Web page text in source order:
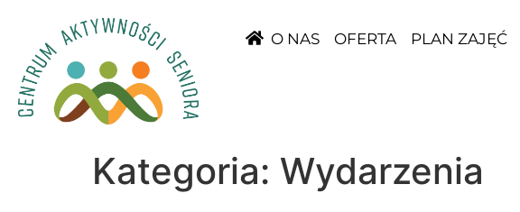
O NAS OFERTA PLAN ZAJĘĆ
Kategoria: Wydarzenia